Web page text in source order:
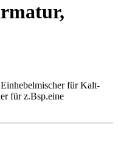
für Kalt-
für z.Bsp.eine